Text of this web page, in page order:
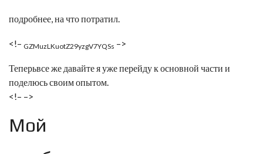
подробнее, на что потратил.
<!– GZMuzLKuotZ29yzgV7YQSs –>
Теперьвсе же давайте я уже перейду к основной части и
поделюсь своим опытом.
<!– –>
Мой